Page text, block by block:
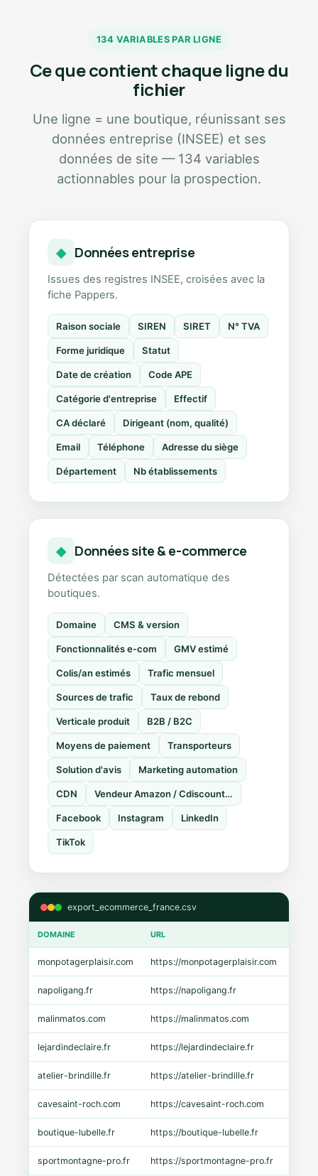
134 VARIABLES PAR LIGNE
Ce que contient chaque ligne du
fichier
Une ligne = une boutique, réunissant ses
données entreprise (INSEE) et ses
données de site — 134 variables
actionnables pour la prospection.
◆ Données entreprise
Issues des registres INSEE, croisées avec la
fiche Pappers.
Raison sociale SIREN SIRET N° TVA
Forme juridique Statut
Date de création Code APE
Catégorie d'entreprise Effectif
CA déclaré Dirigeant (nom, qualité)
Email Téléphone Adresse du siège
Département Nb établissements
◆ Données site & e-commerce
Détectées par scan automatique des
boutiques.
Domaine CMS & version
Fonctionnalités e-com GMV estimé
Colis/an estimés Trafic mensuel
Sources de trafic Taux de rebond
Verticale produit B2B / B2C
Moyens de paiement Transporteurs
Solution d'avis Marketing automation
CDN Vendeur Amazon / Cdiscount…
Facebook Instagram LinkedIn
TikTok
export_ecommerce_france.csv
DOMAINE URL
monpotagerplaisir.com https://monpotagerplaisir.com
napoligang.fr https://napoligang.fr
malinmatos.com https://malinmatos.com
lejardindeclaire.fr https://lejardindeclaire.fr
atelier-brindille.fr https://atelier-brindille.fr
cavesaint-roch.com https://cavesaint-roch.com
boutique-lubelle.fr https://boutique-lubelle.fr
sportmontagne-pro.fr https://sportmontagne-pro.fr